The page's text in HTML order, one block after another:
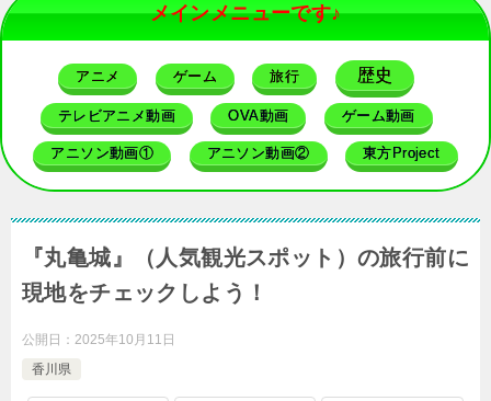
メインメニューです♪
アニメ ゲーム 旅行 歴史
テレビアニメ動画 OVA動画 ゲーム動画
アニソン動画① アニソン動画② 東方Project
『丸亀城』（人気観光スポット）の旅行前に
現地をチェックしよう！
公開日： 2025年10月11日
香川県